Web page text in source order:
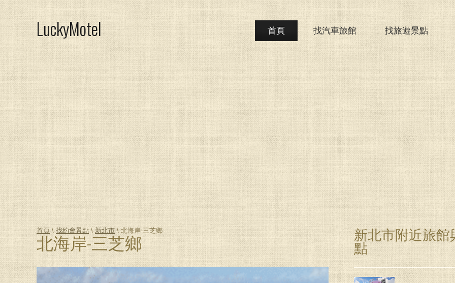
LuckyMotel 首頁 找汽車旅館 找旅遊景點
首頁\找約會景點\新北市\ 北海岸-三芝鄉
北海岸-三芝鄉 新北市附近旅館
點